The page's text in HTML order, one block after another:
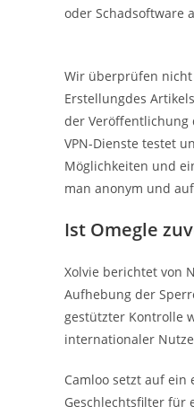
oder Schadsoftware
Wir überprüfen nicht
Erstellungdes
der Veröffentlichung
VPN-Dienste testet
Möglichkeiten und
man anonym und
Ist Omegle
Xolvie berichtet von
Aufhebung der
gestützter Kontrolle
internationaler
Camloo setzt auf
Geschlechtsfilter für